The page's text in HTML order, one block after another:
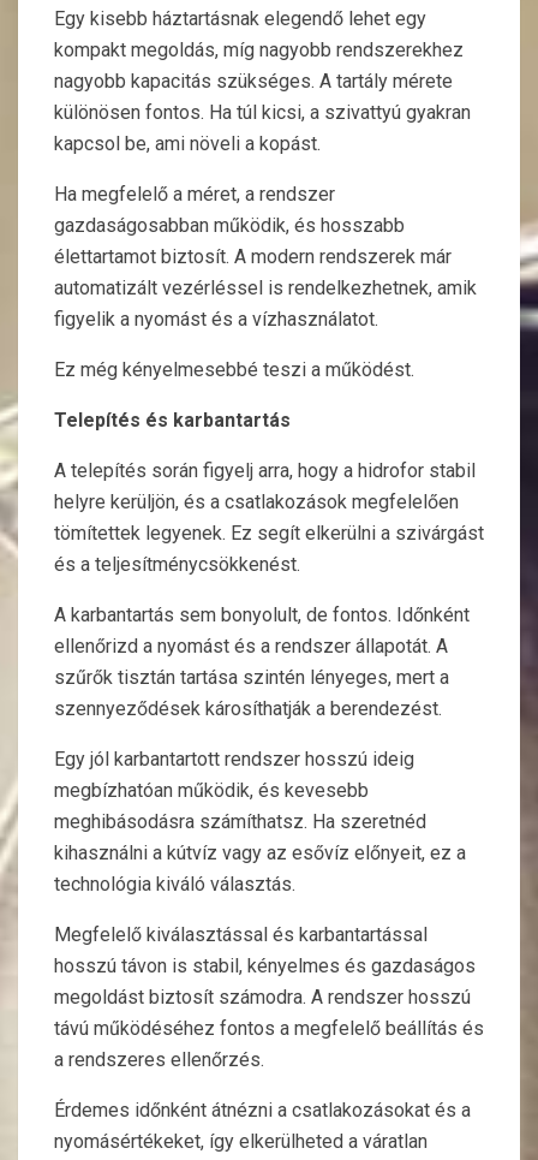
Egy kisebb háztartásnak elegendő lehet egy
kompakt megoldás, míg nagyobb rendszerekhez
nagyobb kapacitás szükséges. A tartály mérete
különösen fontos. Ha túl kicsi, a szivattyú gyakran
kapcsol be, ami növeli a kopást.
Ha megfelelő a méret, a rendszer
gazdaságosabban működik, és hosszabb
élettartamot biztosít. A modern rendszerek már
automatizált vezérléssel is rendelkezhetnek, amik
figyelik a nyomást és a vízhasználatot.
Ez még kényelmesebbé teszi a működést.
Telepítés és karbantartás
A telepítés során figyelj arra, hogy a hidrofor stabil
helyre kerüljön, és a csatlakozások megfelelően
tömítettek legyenek. Ez segít elkerülni a szivárgást
és a teljesítménycsökkenést.
A karbantartás sem bonyolult, de fontos. Időnként
ellenőrizd a nyomást és a rendszer állapotát. A
szűrők tisztán tartása szintén lényeges, mert a
szennyeződések károsíthatják a berendezést.
Egy jól karbantartott rendszer hosszú ideig
megbízhatóan működik, és kevesebb
meghibásodásra számíthatsz. Ha szeretnéd
kihasználni a kútvíz vagy az esővíz előnyeit, ez a
technológia kiváló választás.
Megfelelő kiválasztással és karbantartással
hosszú távon is stabil, kényelmes és gazdaságos
megoldást biztosít számodra. A rendszer hosszú
távú működéséhez fontos a megfelelő beállítás és
a rendszeres ellenőrzés.
Érdemes időnként átnézni a csatlakozásokat és a
nyomásértékeket, így elkerülheted a váratlan